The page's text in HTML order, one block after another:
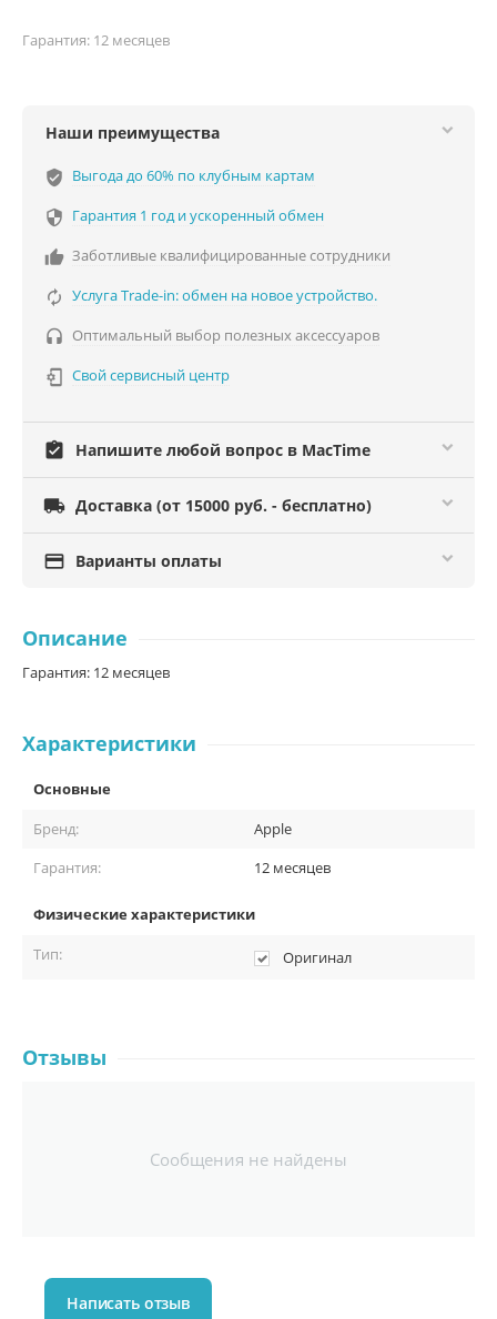
Гарантия: 12 месяцев
Наши преимущества
verified_user Выгода до 60% по клубным картам
 Гарантия 1 год и ускоренный обмен
 Заботливые квалифицированные сотрудники
 Услуга Trade-in: обмен на новое устройство.
 Оптимальный выбор полезных аксессуаров
 Свой сервисный центр
assignment_turned_in Напишите любой вопрос в MacTime
 Доставка (от 15000 руб. - бесплатно)
 Варианты оплаты
Описание
Гарантия: 12 месяцев
Характеристики
Основные
Бренд:
Apple
Гарантия:
12 месяцев
Физические характеристики
Тип:
Оригинал
Отзывы
Сообщения не найдены
Написать отзыв